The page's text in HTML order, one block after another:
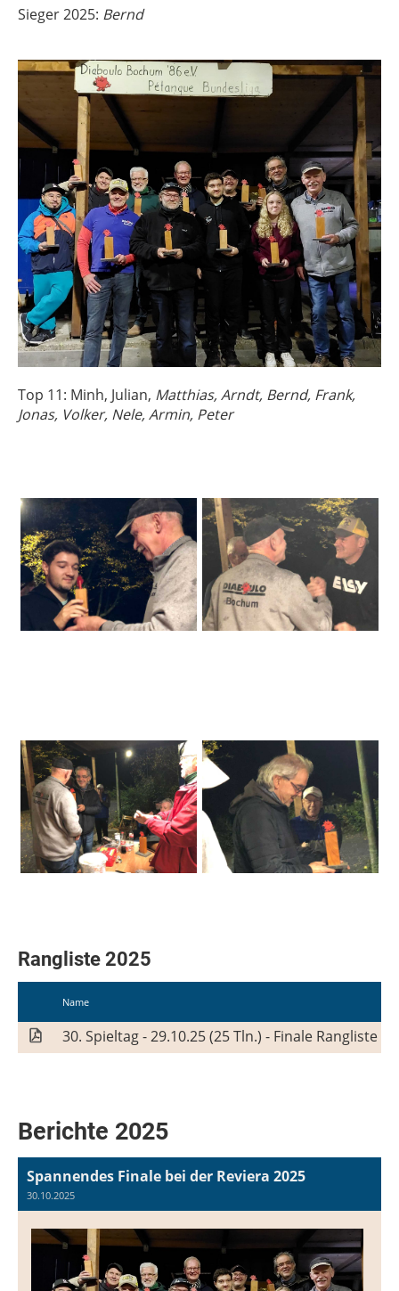
Sieger 2025: Bernd
Top 11: Minh, Julian, Matthias, Arndt, Bernd, Frank,
Jonas, Volker, Nele, Armin, Peter
Rangliste 2025
Name
30. Spieltag - 29.10.25 (25 Tln.) - Finale Rangliste
Berichte 2025
Spannendes Finale bei der Reviera 2025
30.10.2025